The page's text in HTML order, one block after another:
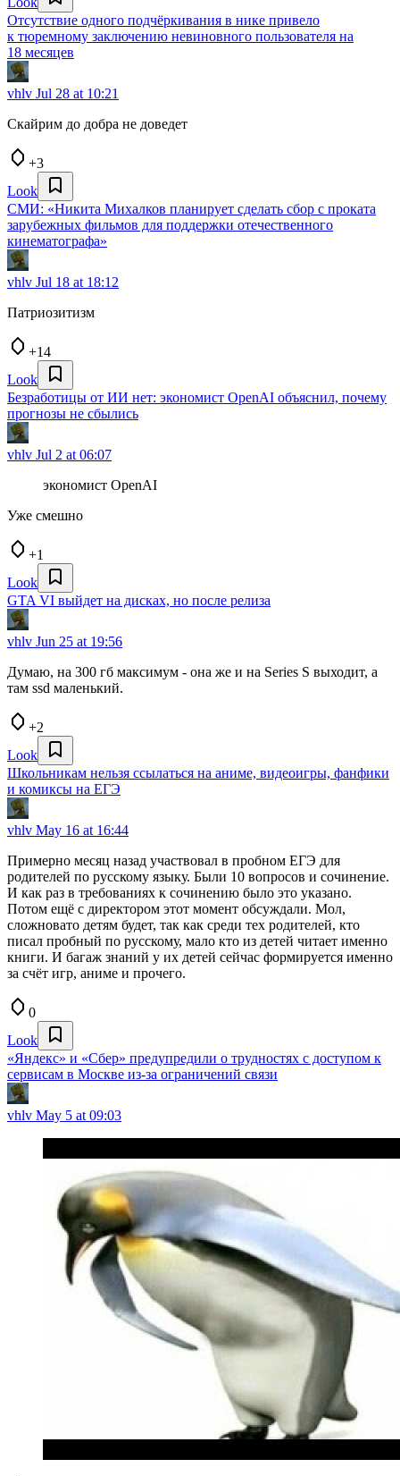
Отсутствие одного подчёркивания в нике привело
к тюремному заключению невиновного пользователя на
18 месяцев
vhlv Jul 28 at 10:21
Скайрим до добра не доведет
+3
Look
СМИ: «Никита Михалков планирует сделать сбор с проката
зарубежных фильмов для поддержки отечественного
кинематографа»
vhlv Jul 18 at 18:12
Патриозитизм
+14
Look
Безработицы от ИИ нет: экономист OpenAI объяснил, почему
прогнозы не сбылись
vhlv Jul 2 at 06:07
экономист OpenAI
Уже смешно
+1
Look
GTA VI выйдет на дисках, но после релиза
vhlv Jun 25 at 19:56
Думаю, на 300 гб максимум - она же и на Series S выходит, а
там ssd маленький.
+2
Look
Школьникам нельзя ссылаться на аниме, видеоигры, фанфики
и комиксы на ЕГЭ
vhlv May 16 at 16:44
Примерно месяц назад участвовал в пробном ЕГЭ для
родителей по русскому языку. Были 10 вопросов и сочинение.
И как раз в требованиях к сочинению было это указано.
Потом ещё с директором этот момент обсуждали. Мол,
сложновато детям будет, так как среди тех родителей, кто
писал пробный по русскому, мало кто из детей читает именно
книги. И багаж знаний у их детей сейчас формируется именно
за счёт игр, аниме и прочего.
0
Look
«Яндекс» и «Сбер» предупредили о трудностях с доступом к
сервисам в Москве из-за ограничений связи
vhlv May 5 at 09:03